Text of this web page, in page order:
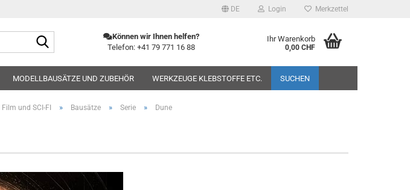
DE Login Merkzettel
Können wir Ihnen helfen?
Telefon: +41 79 771 16 88
Ihr Warenkorb
0,00 CHF
MODELLBAUSÄTZE UND ZUBEHÖR WERKZEUGE KLEBSTOFFE ETC. SUCHEN
Film und SCI-FI » Bausätze » Serie » Dune